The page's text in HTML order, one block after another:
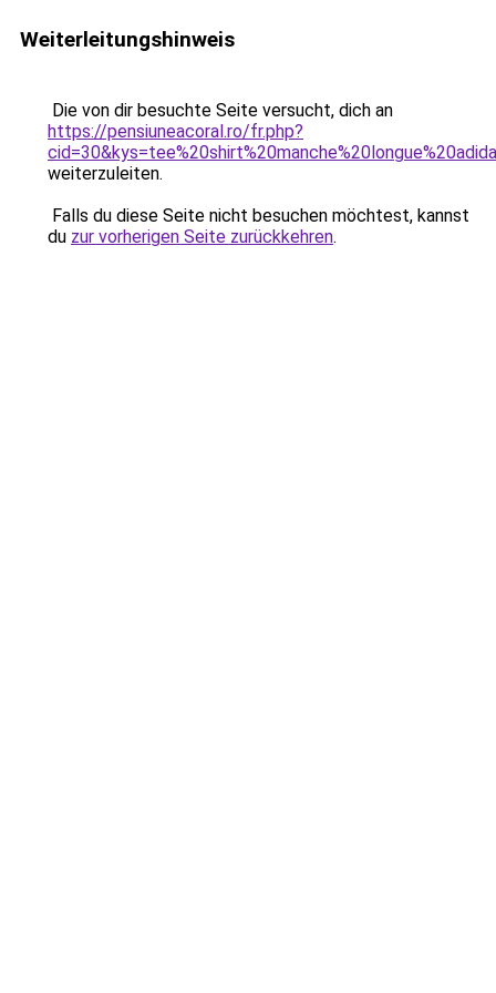
Weiterleitungshinweis
Die von dir besuchte Seite versucht, dich an
https://pensiuneacoral.ro/fr.php?
weiterzuleiten.
Falls du diese Seite nicht besuchen möchtest, kannst
du zur vorherigen Seite zurückkehren.